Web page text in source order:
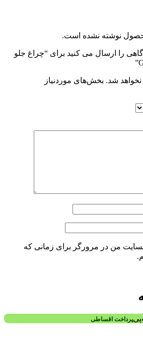
نوشته نشده است.
را ارسال می کنید برای “چراغ جلو
شد. بخش‌های موردنیاز
من در مرورگر برای زمانی که
پرداخت اقساطی